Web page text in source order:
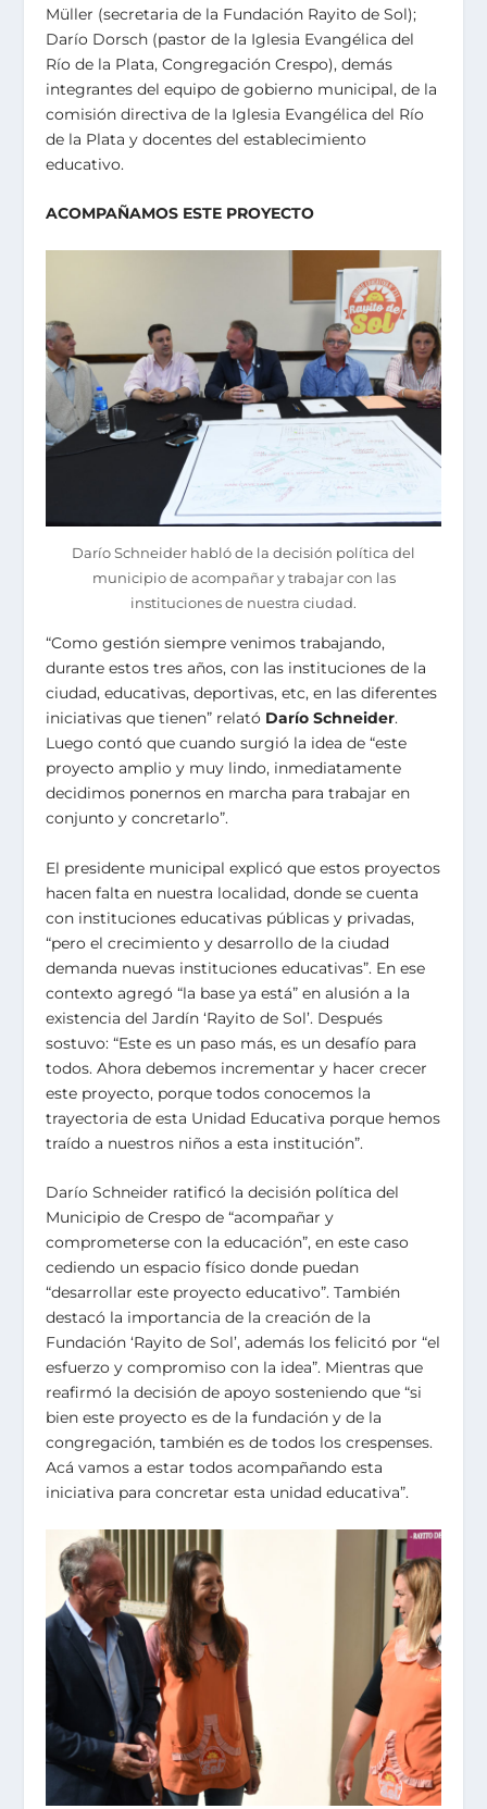
Müller (secretaria de la Fundación Rayito de Sol);
Darío Dorsch (pastor de la Iglesia Evangélica del
Río de la Plata, Congregación Crespo), demás
integrantes del equipo de gobierno municipal, de la
comisión directiva de la Iglesia Evangélica del Río
de la Plata y docentes del establecimiento
educativo.
ACOMPAÑAMOS ESTE PROYECTO
Darío Schneider habló de la decisión política del
municipio de acompañar y trabajar con las
instituciones de nuestra ciudad.
“Como gestión siempre venimos trabajando,
durante estos tres años, con las instituciones de la
ciudad, educativas, deportivas, etc, en las diferentes
iniciativas que tienen” relató Darío Schneider.
Luego contó que cuando surgió la idea de “este
proyecto amplio y muy lindo, inmediatamente
decidimos ponernos en marcha para trabajar en
conjunto y concretarlo”.
El presidente municipal explicó que estos proyectos
hacen falta en nuestra localidad, donde se cuenta
con instituciones educativas públicas y privadas,
“pero el crecimiento y desarrollo de la ciudad
demanda nuevas instituciones educativas”. En ese
contexto agregó “la base ya está” en alusión a la
existencia del Jardín ‘Rayito de Sol’. Después
sostuvo: “Este es un paso más, es un desafío para
todos. Ahora debemos incrementar y hacer crecer
este proyecto, porque todos conocemos la
trayectoria de esta Unidad Educativa porque hemos
traído a nuestros niños a esta institución”.
Darío Schneider ratificó la decisión política del
Municipio de Crespo de “acompañar y
comprometerse con la educación”, en este caso
cediendo un espacio físico donde puedan
“desarrollar este proyecto educativo”. También
destacó la importancia de la creación de la
Fundación ‘Rayito de Sol’, además los felicitó por “el
esfuerzo y compromiso con la idea”. Mientras que
reafirmó la decisión de apoyo sosteniendo que “si
bien este proyecto es de la fundación y de la
congregación, también es de todos los crespenses.
Acá vamos a estar todos acompañando esta
iniciativa para concretar esta unidad educativa”.